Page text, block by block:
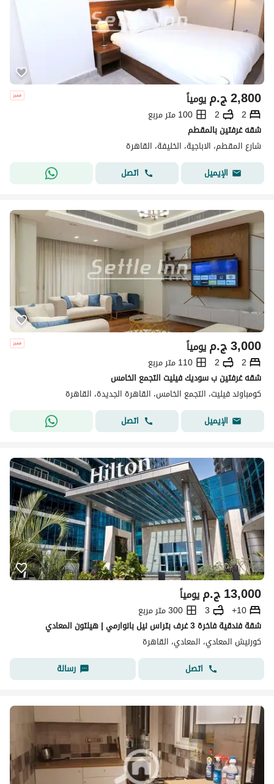
ج.م2,800 يومياً
2
2
100 متر مربع
شقه غرفتين بالمقطم
شارع المقطم، الاباجية، الخليفة، القاهرة
الإيميل
اتصل
ج.م3,000 يومياً
2
2
110 متر مربع
شقه غرفتين ب سوديك فيليت التجمع الخامس
كومباوند فيليت، التجمع الخامس، القاهرة الجديدة، القاهرة
الإيميل
اتصل
ج.م13,000 يومياً
10+
3
300 متر مربع
شقة فندقية فاخرة 3 غرف بتراس نيل بانوارمي | هيلتون المعادي
كورنيش المعادي، المعادي، القاهرة
اتصل
رسالة